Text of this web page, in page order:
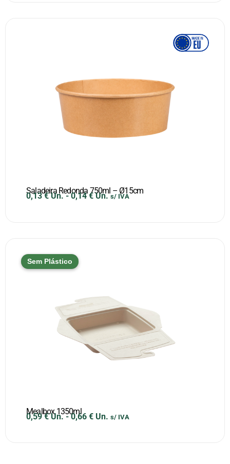
Saladeira Redonda 750ml – Ø15cm
0,13€ Un.-0,14€ Un. s/ IVA
Sem Plástico
Mealbox 1350ml
0,59€ Un.-0,66 € Un. s/ IVA